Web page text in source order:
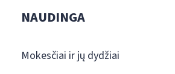
NAUDINGA
Mokesčiai ir jų dydžiai